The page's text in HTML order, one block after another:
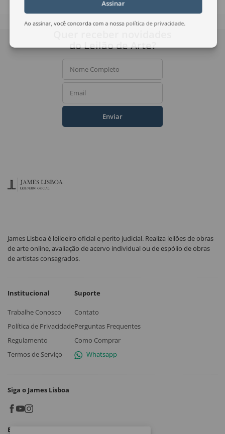
Assinar
Ao assinar, você concorda com a nossa política de privacidade.
do Leilão de Arte?
Nome Completo
Email
Enviar
James Lisboa é leiloeiro oficial e perito judicial. Realiza leilões de obras
de arte online, avaliação de acervo individual ou de espólio de obras
de artistas consagrados.
Institucional
Trabalhe Conosco
Política de Privacidade
Regulamento
Termos de Serviço
Suporte
Contato
Perguntas Frequentes
Como Comprar
Whatsapp
Siga o James Lisboa
Baixe o App